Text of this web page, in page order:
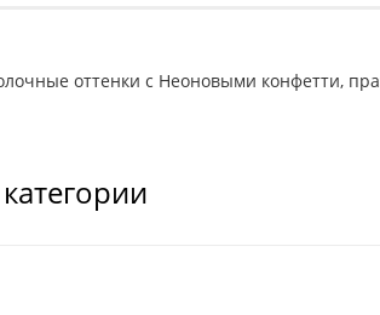
оттенки с Неоновыми конфетти,